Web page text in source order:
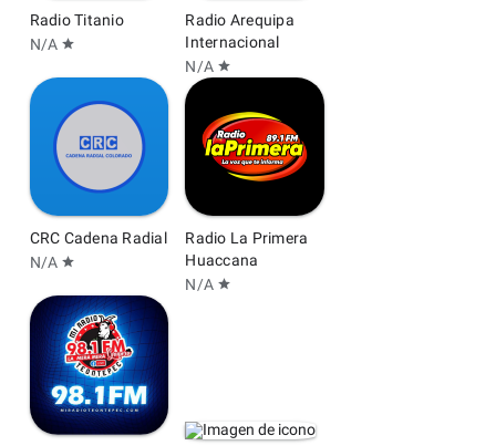
Radio Titanio
N/A star
Radio Arequipa
Internacional
N/A star
CRC Cadena Radial
N/A star
Radio La Primera
Huaccana
N/A star